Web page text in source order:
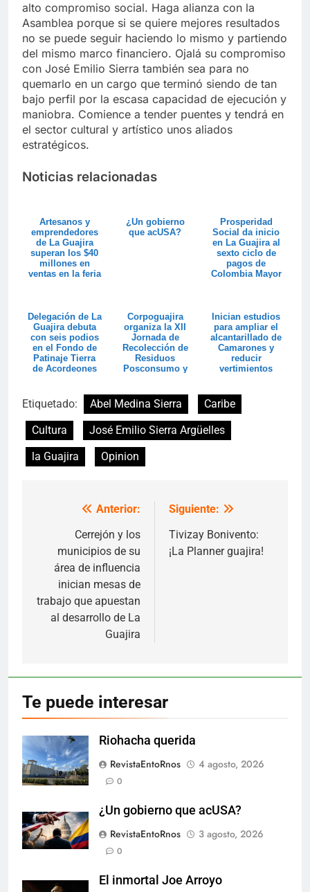
alto compromiso social. Haga alianza con la
Asamblea porque si se quiere mejores resultados
no se puede seguir haciendo lo mismo y partiendo
del mismo marco financiero. Ojalá su compromiso
con José Emilio Sierra también sea para no
quemarlo en un cargo que terminó siendo de tan
bajo perfil por la escasa capacidad de ejecución y
maniobra. Comience a tender puentes y tendrá en
el sector cultural y artístico unos aliados
estratégicos.
Noticias relacionadas
Artesanos y
emprendedores
de La Guajira
superan los $40
millones en
ventas en la feria
¿Un gobierno
que acUSA?
Prosperidad
Social da inicio
en La Guajira al
sexto ciclo de
pagos de
Colombia Mayor
Delegación de La
Guajira debuta
con seis podios
en el Fondo de
Patinaje Tierra
de Acordeones
Corpoguajira
organiza la XII
Jornada de
Recolección de
Residuos
Posconsumo y
Inician estudios
para ampliar el
alcantarillado de
Camarones y
reducir
vertimientos
Etiquetado: Abel Medina Sierra
Caribe
Cultura
José Emilio Sierra Argüelles
la Guajira
Opinion
Navegación
entradas
Anterior:
Cerrejón y los
municipios de su
área de influencia
inician mesas de
trabajo que apuestan
al desarrollo de La
Guajira
Siguiente:
Tivizay Bonivento:
¡La Planner guajira!
Te puede interesar
Riohacha querida
RevistaEntoRnos
4 agosto, 2026
0
¿Un gobierno que acUSA?
RevistaEntoRnos
3 agosto, 2026
0
El inmortal Joe Arroyo